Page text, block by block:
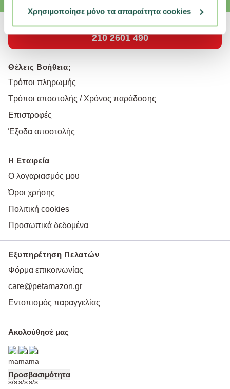
Χρησιμοποίησε μόνο τα απαραίτητα cookies
210 2601 490
Θέλεις Βοήθεια;
Τρόποι πληρωμής
Τρόποι αποστολής / Χρόνος παράδοσης
Επιστροφές
Έξοδα αποστολής
Η Εταιρεία
Ο λογαριασμός μου
Όροι χρήσης
Πολιτική cookies
Προσωπικά δεδομένα
Εξυπηρέτηση Πελατών
Φόρμα επικοινωνίας
care@petamazon.gr
Εντοπισμός παραγγελίας
Ακολούθησέ μας
Προσβασιμότητα